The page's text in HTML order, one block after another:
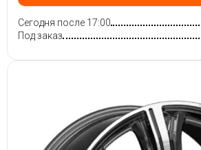
Сегодня после 17:00
Под заказ